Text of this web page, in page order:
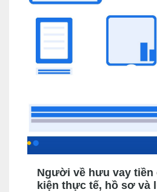
Người về hưu vay
kiện thực tế, hồ sơ và